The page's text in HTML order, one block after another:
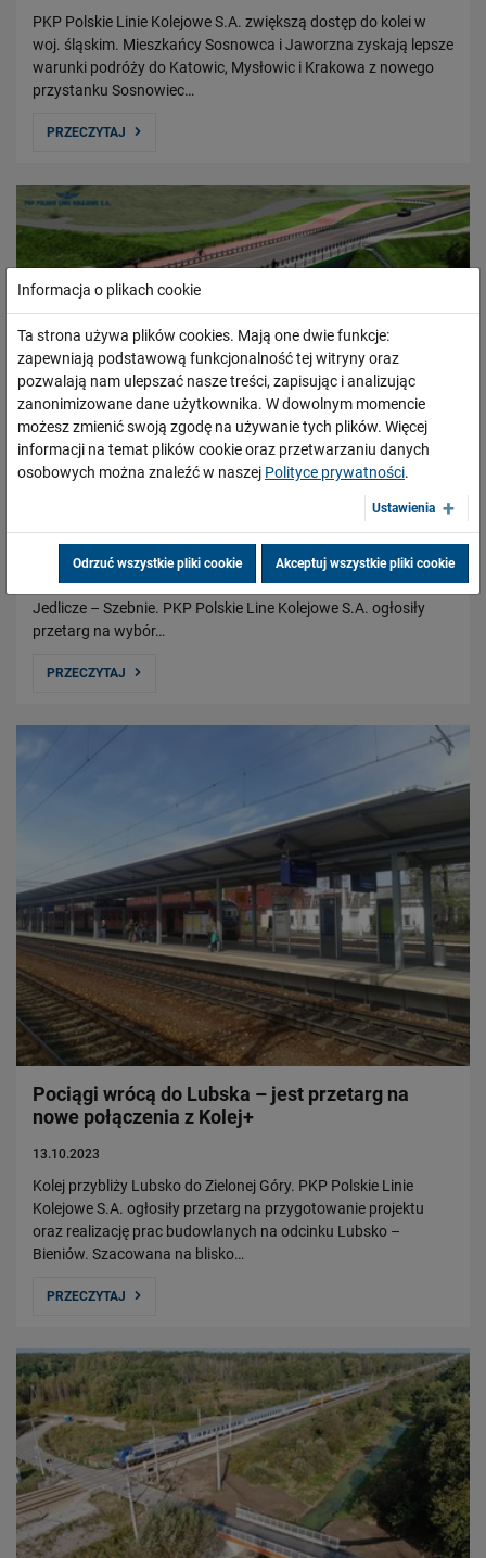
PKP Polskie Linie Kolejowe S.A. zwiększą dostęp do kolei w
woj. śląskim. Mieszkańcy Sosnowca i Jaworzna zyskają lepsze
warunki podróży do Katowic, Mysłowic i Krakowa z nowego
przystanku Sosnowiec…
PRZECZYTAJ
Łącznica kolejowa Jedlicze - Szebnie ułatwi
13.10.2023
Możliwości przygotowania lepszej oferty dla podróżnych na
Podkarpaciu zapewni planowana budowa łącznicy kolejowej
Jedlicze – Szebnie. PKP Polskie Line Kolejowe S.A. ogłosiły
przetarg na wybór…
PRZECZYTAJ
Pociągi wrócą do Lubska – jest przetarg na
nowe połączenia z Kolej+
13.10.2023
Kolej przybliży Lubsko do Zielonej Góry. PKP Polskie Linie
Kolejowe S.A. ogłosiły przetarg na przygotowanie projektu
oraz realizację prac budowlanych na odcinku Lubsko –
Bieniów. Szacowana na blisko…
PRZECZYTAJ
Informacja o plikach cookie
Ta strona używa plików cookies. Mają one dwie funkcje:
zapewniają podstawową funkcjonalność tej witryny oraz
pozwalają nam ulepszać nasze treści, zapisując i analizując
zanonimizowane dane użytkownika. W dowolnym momencie
możesz zmienić swoją zgodę na używanie tych plików. Więcej
informacji na temat plików cookie oraz przetwarzaniu danych
osobowych można znaleźć w naszej Polityce prywatności.
Ustawienia
Odrzuć wszystkie pliki cookie Akceptuj wszystkie pliki cookie